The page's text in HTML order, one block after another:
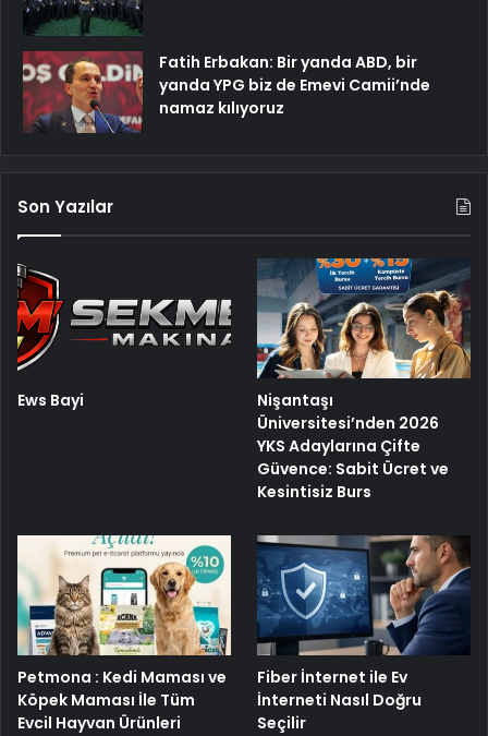
Fatih Erbakan: Bir yanda ABD, bir
yanda YPG biz de Emevi Camii’nde
namaz kılıyoruz
Son Yazılar
Ews Bayi
Nişantaşı
Üniversitesi’nden 2026
YKS Adaylarına Çifte
Güvence: Sabit Ücret ve
Kesintisiz Burs
Petmona : Kedi Maması ve
Köpek Maması İle Tüm
Evcil Hayvan Ürünleri
Fiber İnternet ile Ev
İnterneti Nasıl Doğru
Seçilir